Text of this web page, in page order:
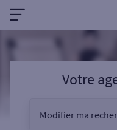
Votre
Modifier ma